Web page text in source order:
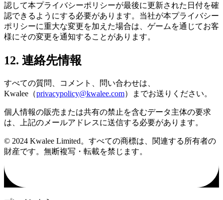
認して本プライバシーポリシーが最後に更新された日付を確
認できるようにする必要があります。当社が本プライバシー
ポリシーに重大な変更を加えた場合は、ゲームを通じてお客
様にその変更を通知することがあります。
12. 連絡先情報
すべての質問、コメント、問い合わせは、
Kwalee（privacypolicy@kwalee.com）までお送りください。
個人情報の販売または共有の禁止を含むデータ主体の要求
は、上記のメールアドレスに送信する必要があります。
© 2024 Kwalee Limited。すべての商標は、関連する所有者の
財産です。無断複写・転載を禁じます。